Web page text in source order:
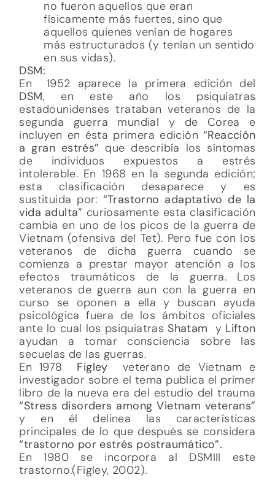
no fueron aquellos que eran
físicamente más fuertes, sino que
aquellos quienes venían de hogares
más estructurados (y tenían un sentido
en sus vidas).
DSM:
En 1952 aparece la primera edición del
DSM, en este año los psiquiatras
estadounidenses trataban veteranos de la
segunda guerra mundial y de Corea e
incluyen en ésta primera edición“Reacción
a gran estrés” que describía los síntomas
de individuos expuestos a estrés
intolerable. En 1968 en la segunda edición;
esta clasificación desaparece y es
sustituida por: “Trastorno adaptativo de la
vida adulta” curiosamente esta clasificación
cambia en uno de los picos de la guerra de
Vietnam (ofensiva del Tet). Pero fue con los
veteranos de dicha guerra cuando se
comienza a prestar mayor atención a los
efectos traumáticos de la guerra. Los
veteranos de guerra aun con la guerra en
curso se oponen a ella y buscan ayuda
psicológica fuera de los ámbitos oficiales
ante lo cual los psiquiatras Shatam y Lifton
ayudan a tomar consciencia sobre las
secuelas de las guerras.
En 1978
Figley veterano de Vietnam e
investigador sobre el tema publica el primer
libro de la nueva era del estudio del trauma
“Stress disorders among Vietnam veterans”
y en él delinea las características
principales de lo que después se considera
“trastorno por estrés postraumático”.
En 1980 se incorpora al DSMIII este
trastorno.(Figley, 2002).